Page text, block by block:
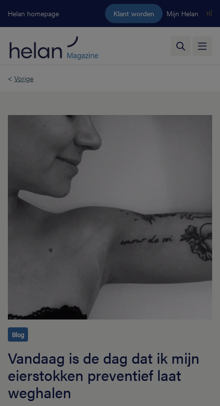
Ga naar de hoofdinhoud
Helan homepage Klant worden Mijn Helan nl
< Vorige
Blog
Vandaag is de dag dat ik mijn
eierstokken preventief laat
weghalen